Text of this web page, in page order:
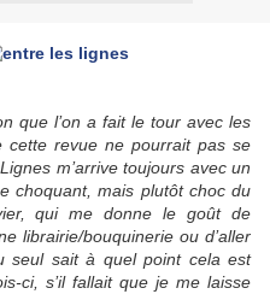
que l’on a fait le tour avec les
cette revue ne pourrait pas se
m’arrive toujours avec un
choquant, mais plutôt choc du
qui me donne le goût de
librairie/bouquinerie ou d’aller
seul sait à quel point cela est
ci, s’il fallait que je me laisse